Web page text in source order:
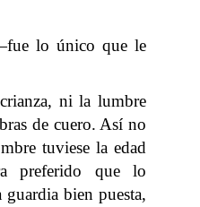
lo único que le
ni la lumbre
de cuero. Así no
tuviese la edad
preferido que lo
bien puesta,